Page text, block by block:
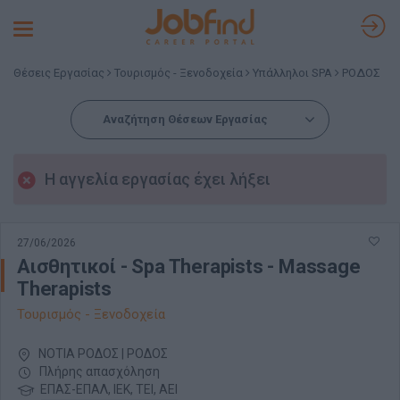
Toggle
Θέσεις Εργασίας Τουρισμός - Ξενοδοχεία Υπάλληλοι SPA ΡΟΔΟΣ
Αναζήτηση Θέσεων Εργασίας
Η αγγελία εργασίας έχει λήξει
27/06/2026
Αισθητικοί - Spa Therapists - Massage
Therapists
Τουρισμός - Ξενοδοχεία
ΝΟΤΙΑ ΡΟΔΟΣ | ΡΟΔΟΣ
Πλήρης απασχόληση
ΕΠΑΣ-ΕΠΑΛ, ΙΕΚ, ΤΕΙ, ΑΕΙ